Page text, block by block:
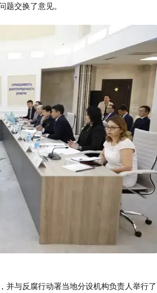
交换了意见。
并与反腐行动署当地分设机构负责人举行了